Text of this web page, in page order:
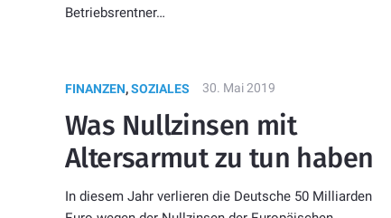
Betriebsrentner…
FINANZEN,SOZIALES 30. Mai 2019
Was Nullzinsen mit
Altersarmut zu tun haben
In diesem Jahr verlieren die Deutsche 50 Milliarden